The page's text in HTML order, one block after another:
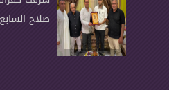
صلاح